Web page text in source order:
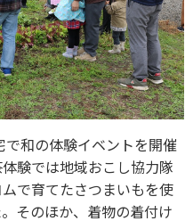
和の体験イベントを開催
験では地域おこし協力隊
で育てたさつまいもを使
そのほか、着物の着付け